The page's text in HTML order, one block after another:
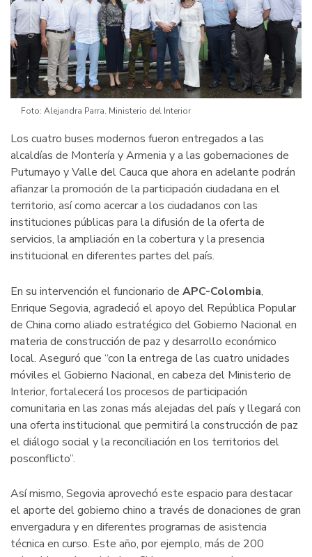
Foto: Alejandra Parra. Ministerio del Interior
Los cuatro buses modernos fueron entregados a las
alcaldías de Montería y Armenia y a las gobernaciones de
Putumayo y Valle del Cauca que ahora en adelante podrán
afianzar la promoción de la participación ciudadana en el
territorio, así como acercar a los ciudadanos con las
instituciones públicas para la difusión de la oferta de
servicios, la ampliación en la cobertura y la presencia
institucional en diferentes partes del país.
En su intervención el funcionario de APC-Colombia,
Enrique Segovia, agradeció el apoyo del República Popular
de China como aliado estratégico del Gobierno Nacional en
materia de construcción de paz y desarrollo económico
local. Aseguró que “con la entrega de las cuatro unidades
móviles el Gobierno Nacional, en cabeza del Ministerio de
Interior, fortalecerá los procesos de participación
comunitaria en las zonas más alejadas del país y llegará con
una oferta institucional que permitirá la construcción de paz
el diálogo social y la reconciliación en los territorios del
posconflicto”.
Así mismo, Segovia aprovechó este espacio para destacar
el aporte del gobierno chino a través de donaciones de gran
envergadura y en diferentes programas de asistencia
técnica en curso. Este año, por ejemplo, más de 200